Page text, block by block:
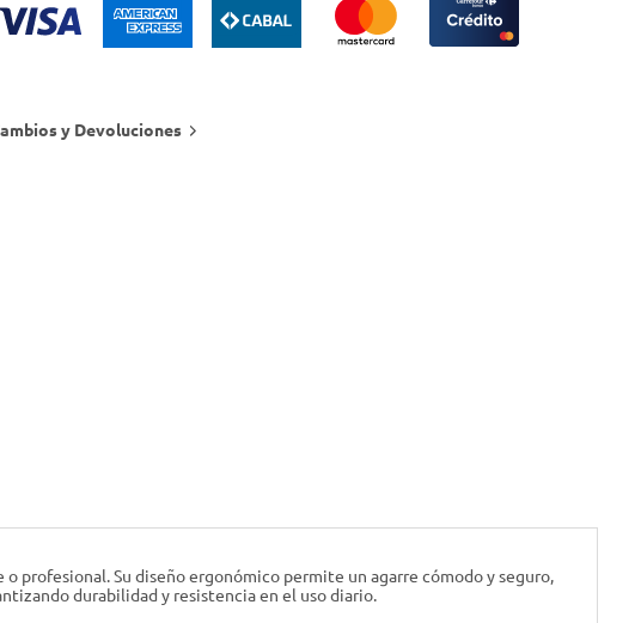
y Devoluciones
profesional. Su diseño ergonómico permite un agarre cómodo y seguro,
durabilidad y resistencia en el uso diario.